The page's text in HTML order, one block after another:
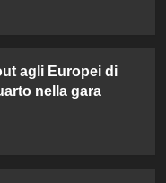
agli Europei di
nella gara